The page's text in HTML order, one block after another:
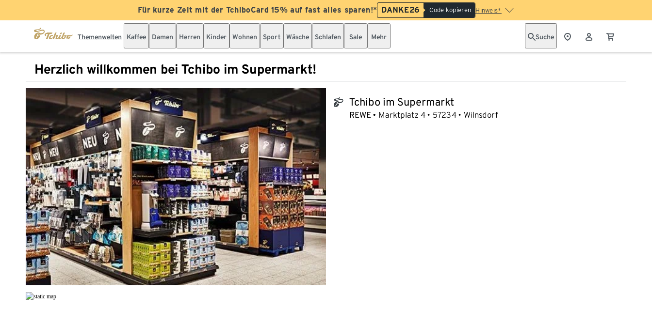
Für kurze Zeit mit der TchiboCard 15% auf fast alles sparen!* DANKE26 Code kopieren Hinweis*
Themenwelten Kaffee Damen Herren Kinder Wohnen Sport Wäsche Schlafen Sale Mehr Suche
Herzlich willkommen bei Tchibo im Supermarkt!
tchibo_logo Tchibo im Supermarkt
REWE Marktplatz 4 57234 Wilnsdorf